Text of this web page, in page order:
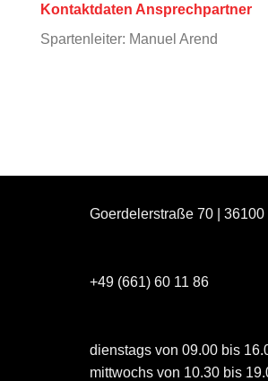
Kontaktdaten Ansprechpartner
Spartenleiter: Manuel Arend
Goerdelerstraße 70 | 36100
+49 (661) 60 11 86
dienstags von 09.00 bis
mittwochs von 10.30 bis